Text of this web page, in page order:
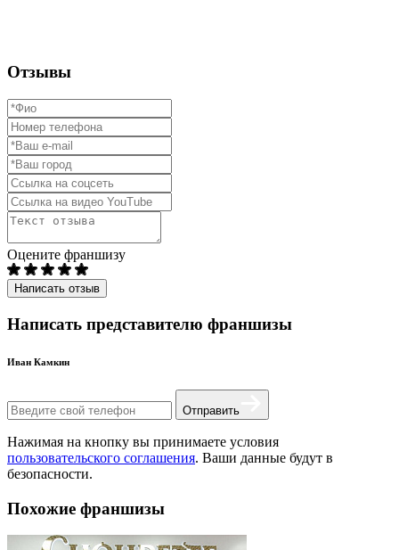
Отзывы
Оцените франшизу
Написать отзыв
Написать представителю франшизы
Иван Камкин
Отправить
Нажимая на кнопку вы принимаете условия
пользовательского соглашения. Ваши данные будут в
безопасности.
Похожие франшизы